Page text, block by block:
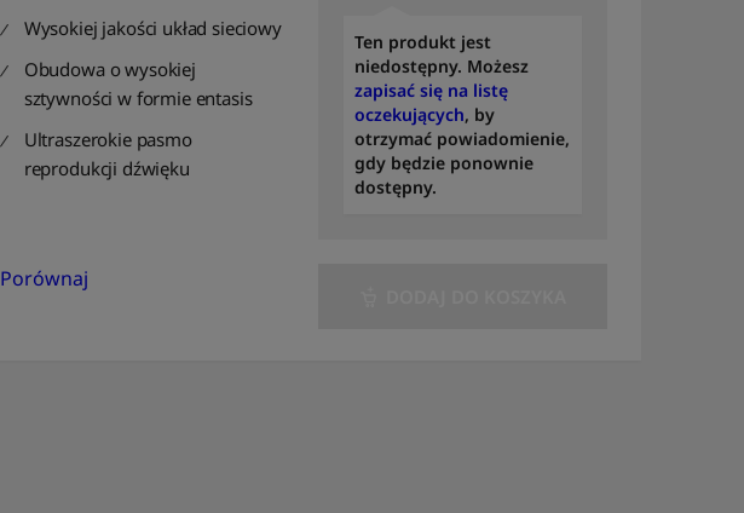
Wysokiej jakości układ sieciowy
Obudowa o wysokiej
sztywności w formie entasis
Ultraszerokie pasmo
reprodukcji dźwięku
Ten produkt jest
niedostępny. Możesz
zapisać się na listę
oczekujących, by
otrzymać powiadomienie,
gdy będzie ponownie
dostępny.
Porównaj